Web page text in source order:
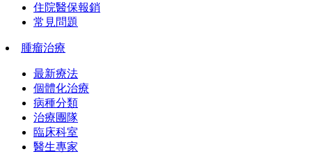
住院醫保報銷
常見問題
腫瘤治療
最新療法
個體化治療
病種分類
治療團隊
臨床科室
醫生專家